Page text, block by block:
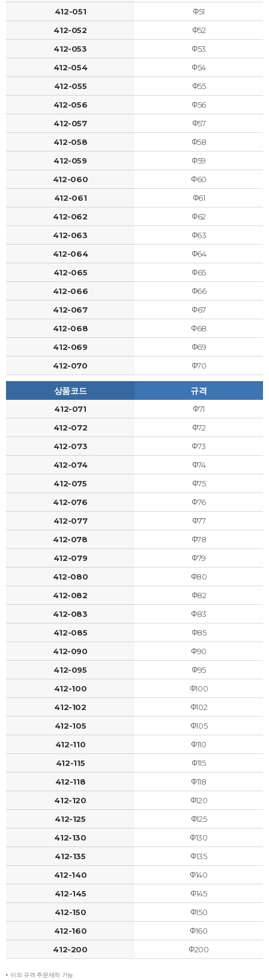
412-051
Φ51
412-052
Φ52
412-053
Φ53
412-054
Φ54
412-055
Φ55
412-056
Φ56
412-057
Φ57
412-058
Φ58
412-059
Φ59
412-060
Φ60
412-061
Φ61
412-062
Φ62
412-063
Φ63
412-064
Φ64
412-065
Φ65
412-066
Φ66
412-067
Φ67
412-068
Φ68
412-069
Φ69
412-070
Φ70
상품코드 규격
412-071
Φ71
412-072
Φ72
412-073
Φ73
412-074
Φ74
412-075
Φ75
412-076
Φ76
412-077
Φ77
412-078
Φ78
412-079
Φ79
412-080
Φ80
412-082
Φ82
412-083
Φ83
412-085
Φ85
412-090
Φ90
412-095
Φ95
412-100
Φ100
412-102
Φ102
412-105
Φ105
412-110
Φ110
412-115
Φ115
412-118
Φ118
412-120
Φ120
412-125
Φ125
412-130
Φ130
412-135
Φ135
412-140
Φ140
412-145
Φ145
412-150
Φ150
412-160
Φ160
412-200
Φ200
이외 규격 주문제작 가능